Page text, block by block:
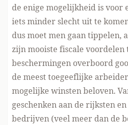
de enige mogelijkheid is voor
iets minder slecht uit te
dus moet men gaan tippelen,
zijn mooiste fiscale voordelen
beschermingen overboord
de meest toegeeflijke
mogelijke winsten beloven.
geschenken aan de rijksten
bedrijven (veel meer dan de